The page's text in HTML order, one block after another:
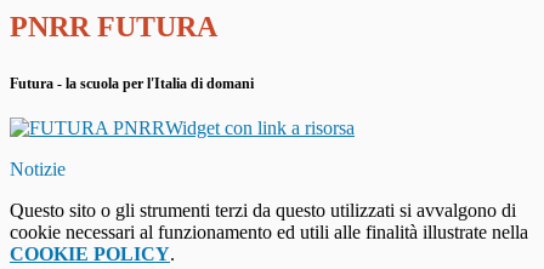
PNRR FUTURA
Futura - la scuola per l'Italia di domani
Widget con link a risorsa
Notizie
Questo sito o gli strumenti terzi da questo utilizzati si avvalgono di
cookie necessari al funzionamento ed utili alle finalità illustrate nella
COOKIE POLICY.